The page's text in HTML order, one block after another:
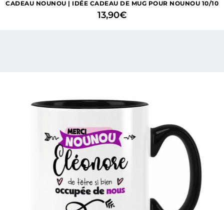
CADEAU NOUNOU | IDÉE CADEAU DE MUG POUR NOUNOU 10/10
13,90€